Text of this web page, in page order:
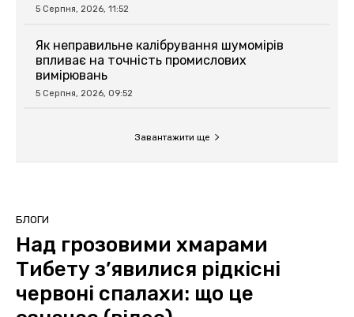
5 Серпня, 2026, 11:52
Як неправильне калібрування шумомірів
впливає на точність промислових
вимірювань
5 Серпня, 2026, 09:52
Завантажити ще